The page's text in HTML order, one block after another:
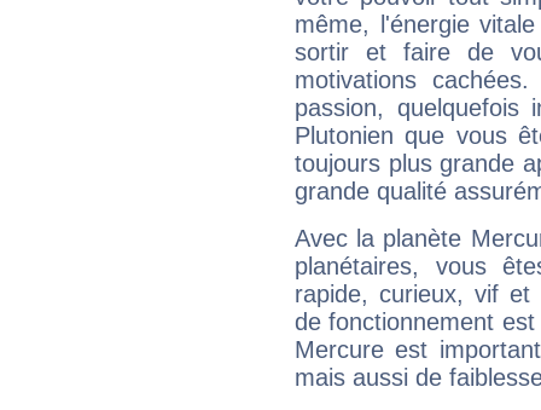
même, l'énergie
sortir et faire de
motivations
passion, quelquefois
Plutonien que vous
toujours plus grande
grande qualité
Avec la planète
planétaires, vous
rapide, curieux, vif et
de fonctionnement
Mercure est
mais aussi de